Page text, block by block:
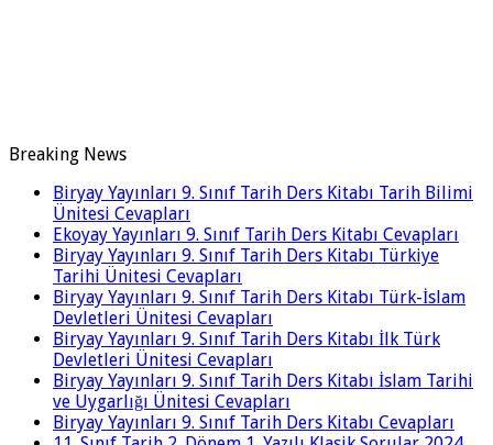
Breaking News
Biryay Yayınları 9. Sınıf Tarih Ders Kitabı Tarih Bilimi
Ünitesi Cevapları
Ekoyay Yayınları 9. Sınıf Tarih Ders Kitabı Cevapları
Biryay Yayınları 9. Sınıf Tarih Ders Kitabı Türkiye
Tarihi Ünitesi Cevapları
Biryay Yayınları 9. Sınıf Tarih Ders Kitabı Türk-İslam
Devletleri Ünitesi Cevapları
Biryay Yayınları 9. Sınıf Tarih Ders Kitabı İlk Türk
Devletleri Ünitesi Cevapları
Biryay Yayınları 9. Sınıf Tarih Ders Kitabı İslam Tarihi
ve Uygarlığı Ünitesi Cevapları
Biryay Yayınları 9. Sınıf Tarih Ders Kitabı Cevapları